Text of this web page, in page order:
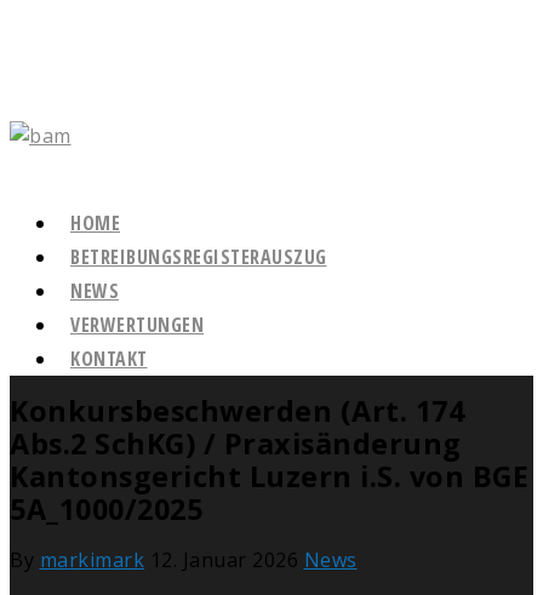
HOME
BETREIBUNGSREGISTERAUSZUG
NEWS
VERWERTUNGEN
KONTAKT
Konkursbeschwerden (Art. 174
Abs.2 SchKG) / Praxisänderung
Kantonsgericht Luzern i.S. von BGE
5A_1000/2025
By markimark 12. Januar 2026 News